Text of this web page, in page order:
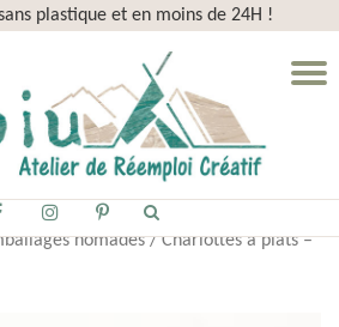
plastique et en moins de 24H !
fa-
instagram
fa-
pinterest-
nomades/ Charlottes à plats –